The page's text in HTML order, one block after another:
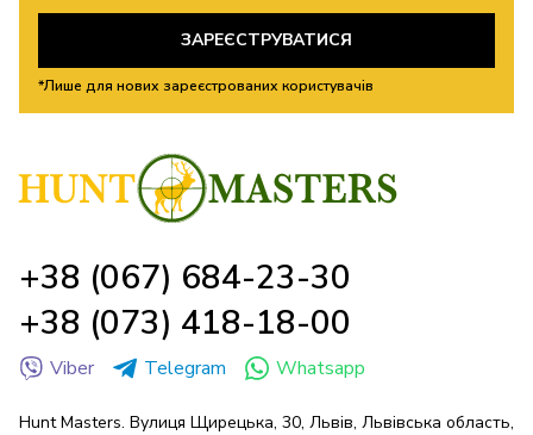
ЗАРЕЄСТРУВАТИСЯ
*Лише для нових зареєстрованих користувачів
+38 (067) 684-23-30
+38 (073) 418-18-00
Viber Telegram Whatsapp
Hunt Masters. Вулиця Щирецька, 30, Львів, Львівська область,